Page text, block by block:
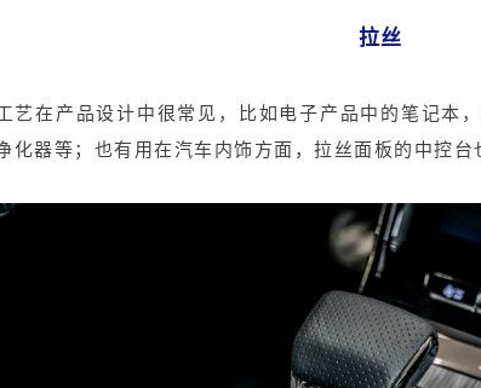
拉丝
艺在产品设计中很常见，比如电子产品中的笔记本
化器等；也有用在汽车内饰方面，拉丝面板的中控台